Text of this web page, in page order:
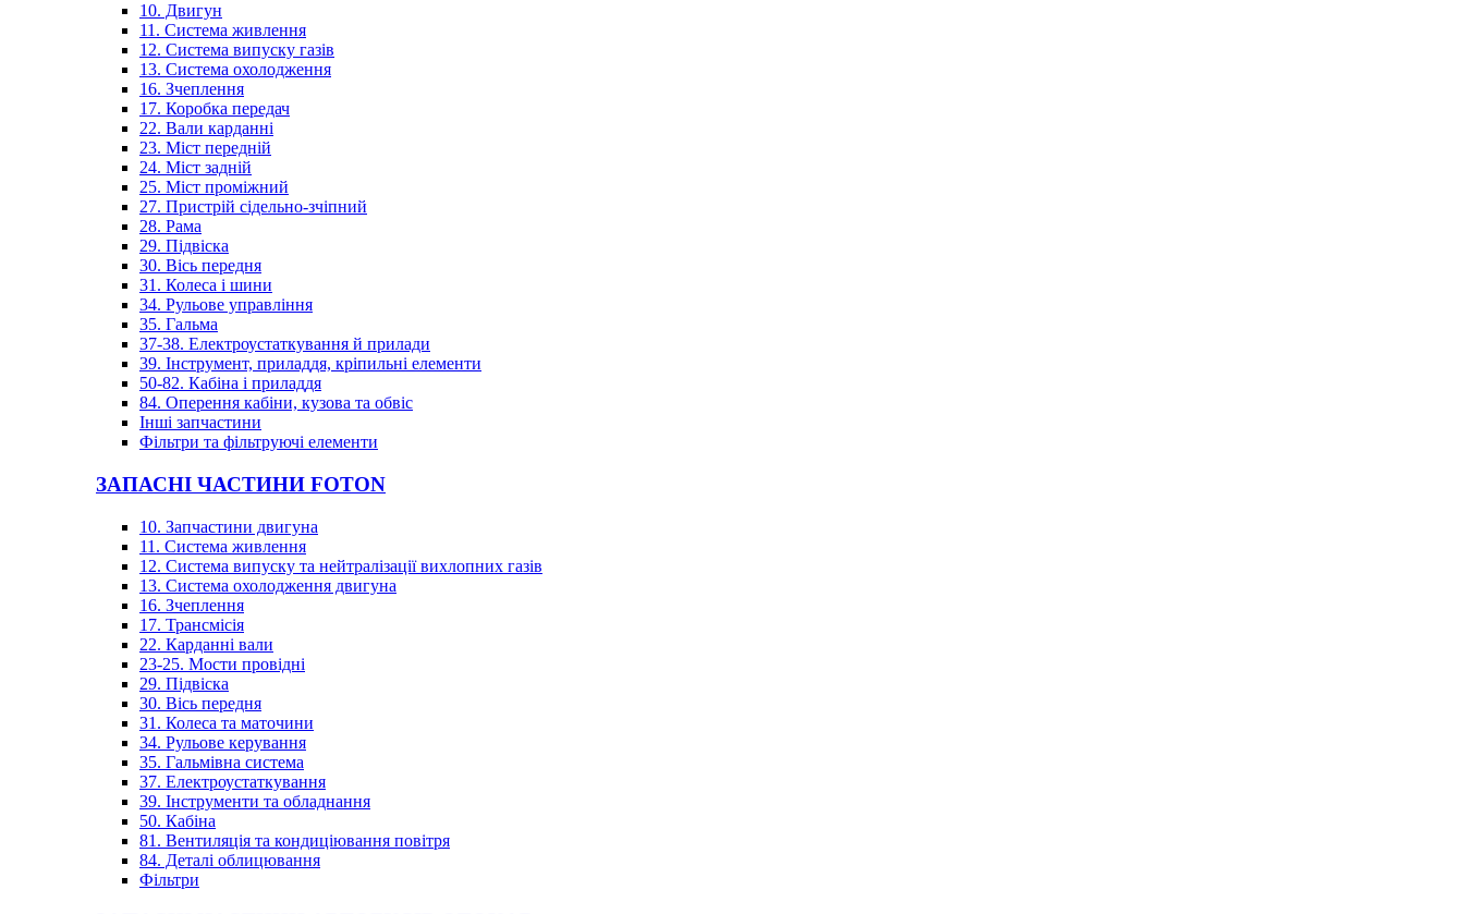
10. Двигун
11. Система живлення
12. Система випуску газів
13. Система охолодження
16. Зчеплення
17. Коробка передач
22. Вали карданні
23. Міст передній
24. Міст задній
25. Міст проміжний
27. Пристрій сідельно-зчіпний
28. Рама
29. Підвіска
30. Вісь передня
31. Колеса і шини
34. Рульове управління
35. Гальма
37-38. Електроустаткування й прилади
39. Інструмент, приладдя, кріпильні елементи
50-82. Кабіна і приладдя
84. Оперення кабіни, кузова та обвіс
Інші запчастини
Фільтри та фільтруючі елементи
ЗАПАСНІ ЧАСТИНИ FOTON
10. Запчастини двигуна
11. Система живлення
12. Система випуску та нейтралізації вихлопних газів
13. Система охолодження двигуна
16. Зчеплення
17. Трансмісія
22. Карданні вали
23-25. Мости провідні
29. Підвіска
30. Вісь передня
31. Колеса та маточини
34. Рульове керування
35. Гальмівна система
37. Електроустаткування
39. Інструменти та обладнання
50. Кабіна
81. Вентиляція та кондиціювання повітря
84. Деталі облицювання
Фільтри